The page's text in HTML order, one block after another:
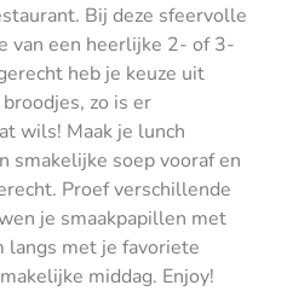
Bij deze sfeervolle
van een heerlijke 2- of 3-
heb je keuze uit
zo is er
wils! Maak je lunch
smakelijke soep vooraf en
Proef verschillende
je smaakpapillen met
langs met je favoriete
middag. Enjoy!